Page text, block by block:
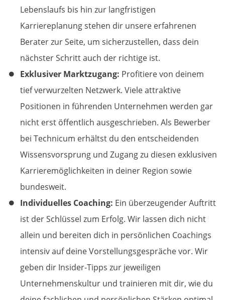
Lebenslaufs bis hin zur langfristigen
Karriereplanung stehen dir unsere erfahrenen
Berater zur Seite, um sicherzustellen, dass dein
nächster Schritt auch der richtige ist.
Exklusiver Marktzugang: Profitiere von deinem
tief verwurzelten Netzwerk. Viele attraktive
Positionen in führenden Unternehmen werden gar
nicht erst öffentlich ausgeschrieben. Als Bewerber
bei Technicum erhältst du den entscheidenden
Wissensvorsprung und Zugang zu diesen exklusiven
Karrieremöglichkeiten in deiner Region sowie
bundesweit.
Individuelles Coaching: Ein überzeugender Auftritt
ist der Schlüssel zum Erfolg. Wir lassen dich nicht
allein und bereiten dich in persönlichen Coachings
intensiv auf deine Vorstellungsgespräche vor. Wir
geben dir Insider-Tipps zur jeweiligen
Unternehmenskultur und trainieren mit dir, wie du